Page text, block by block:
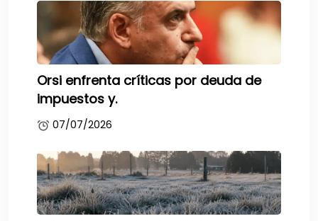
Orsi enfrenta críticas por deuda de
impuestos y.
07/07/2026